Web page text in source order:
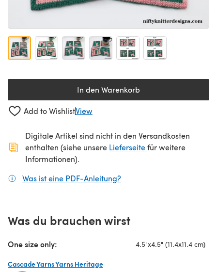
In den Warenkorb
Add to WishlistView
Digitale Artikel sind nicht in den Versandkosten
enthalten (siehe unsere Lieferseite(öffnet sich in
für weitere
Informationen).
Was ist eine PDF-Anleitung?
Was du brauchen wirst
One size only: 4.5"x4.5" (11.4x11.4 cm)
Cascade Yarns Yarns Heritage